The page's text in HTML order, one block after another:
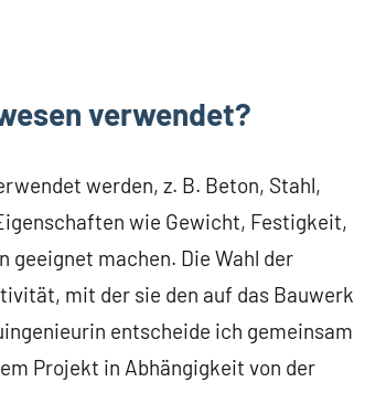
verwendet?
werden, z. B. Beton, Stahl,
wie Gewicht, Festigkeit,
machen. Die Wahl der
mit der sie den auf das Bauwerk
entscheide ich gemeinsam
Projekt in Abhängigkeit von der